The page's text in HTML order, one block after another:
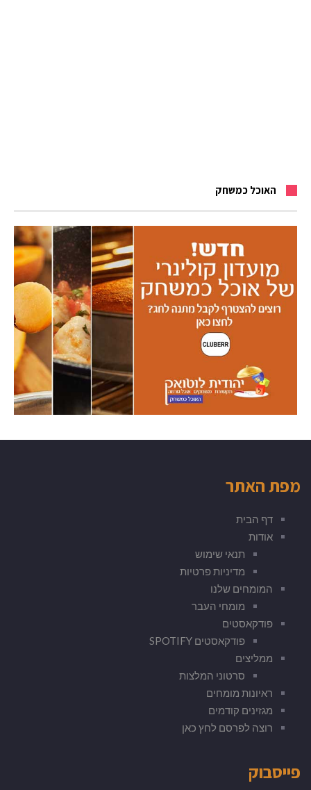
האוכל כמשחק
מפת האתר
דף הבית
אודות
תנאי שימוש
מדיניות פרטיות
המומחים שלנו
מומחי העבר
פודקאסטים
פודקאסטים SPOTIFY
ממליצים
סרטוני המלצות
ראיונות מומחים
מגזינים קודמים
רוצה לפרסם לחץ כאן
פייסבוק